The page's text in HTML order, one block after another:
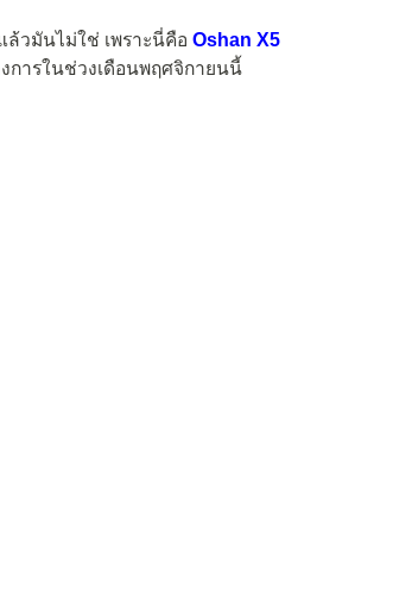
วมันไม่ใช่ เพราะนี่คือ Oshan X5
การในช่วงเดือนพฤศจิกายนนี้